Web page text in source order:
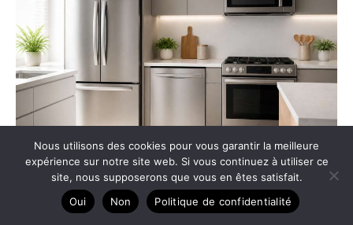
Comment choisir un électroménager économique ?
Nous utilisons des cookies pour vous garantir la meilleure
expérience sur notre site web. Si vous continuez à utiliser ce
site, nous supposerons que vous en êtes satisfait.
Oui
Non Politique de confidentialité